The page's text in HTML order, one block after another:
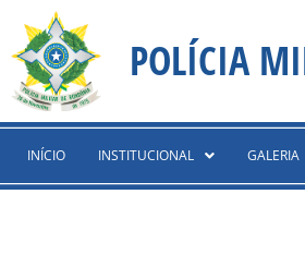
content
para
conteúdo
POLÍCIA
INÍCIO INSTITUCIONAL GALERIA